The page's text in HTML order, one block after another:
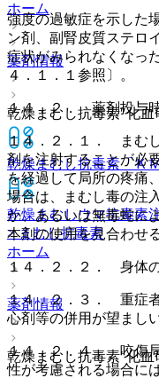
ホーム
薬剤情報
乾燥まむし抗毒素″化血
乾燥まむし抗毒素「Ｋ
乾燥まむしウマ抗毒素
> まむし抗毒素
ホーム
薬剤情報
乾燥まむし抗毒素″化血
強度の過敏症を示した
ン剤、副腎皮質ステロ
症状がみられなくなっ
４．１．１参照〕。
１４．２． 薬剤投与
１４．２．１． まむ
剤を注射することが必
を経過して局所の疼痛
場合は、まむし毒の注
か、あるいは無毒蛇に
本剤の使用を見合わせ
１４．２．２． 身体
１４．２．３． 重症
心剤等の併用が望ましい
１４．２．４． 咬傷
性が考慮される場合に